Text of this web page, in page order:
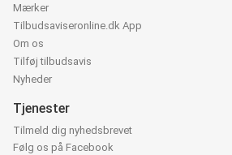
Mærker
Tilbudsaviseronline.dk App
Om os
Tilføj tilbudsavis
Nyheder
Tjenester
Tilmeld dig nyhedsbrevet
Følg os på Facebook